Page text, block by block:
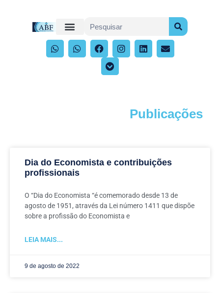
Publicações
Dia do Economista e contribuições
profissionais
O “Dia do Economista “é comemorado desde 13 de
agosto de 1951, através da Lei número 1411 que dispõe
sobre a profissão do Economista e
LEIA MAIS...
9 de agosto de 2022